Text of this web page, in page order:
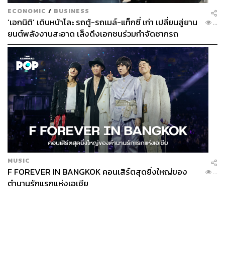
ECONOMIC / BUSINESS
‘เอกนิติ’ เดินหน้าโละ รถตู้-รถเมล์-แท็กซี่ เก่า เปลี่ยนสู่ยาน
ยนต์พลังงานสะอาด เล็งดึงเอกชนร่วมกำจัดซากรถ
...
MUSIC
F FOREVER IN BANGKOK คอนเสิร์ตสุดยิ่งใหญ่ของ
ตำนานรักแรกแห่งเอเชีย
...